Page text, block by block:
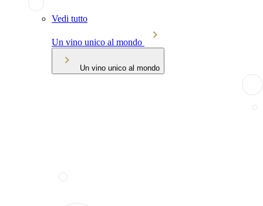
Vedi tutto
Un vino unico al mondo
Un vino unico al mondo